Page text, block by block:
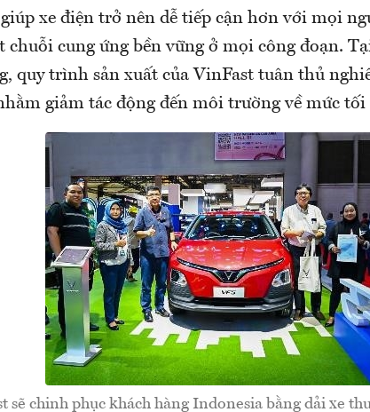
xe điện trở nên dễ tiếp cận hơn với mọi
chuỗi cung ứng bền vững ở mọi công đoạn.
quy trình sản xuất của VinFast tuân thủ
giảm tác động đến môi trường về mức tối
sẽ chinh phục khách hàng Indonesia bằng dải xe